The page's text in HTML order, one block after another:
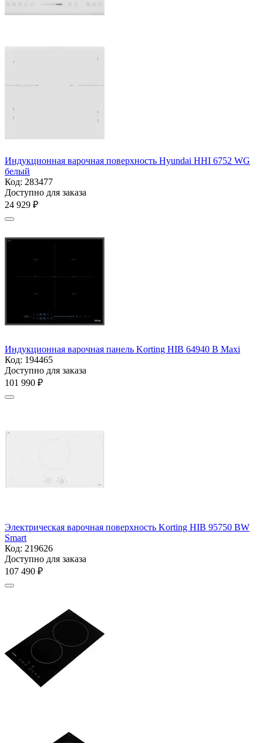
Индукционная варочная поверхность Hyundai HHI 6752 WG
белый
Код: 283477
Доступно для заказа
24 929 ₽
Индукционная варочная панель Korting HIB 64940 B Maxi
Код: 194465
Доступно для заказа
101 990 ₽
Электрическая варочная поверхность Korting HIB 95750 BW
Smart
Код: 219626
Доступно для заказа
107 490 ₽